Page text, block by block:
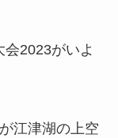
2023がいよ
江津湖の上空